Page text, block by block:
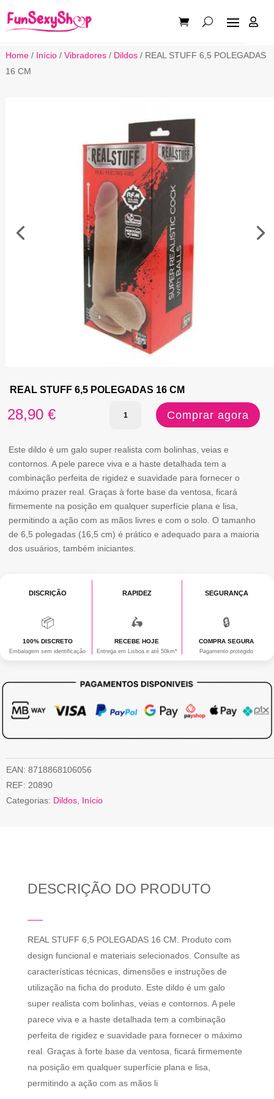

Home/ Início/ Vibradores/ Dildos/ REAL STUFF 6,5 POLEGADAS
16 CM
REAL STUFF 6,5 POLEGADAS 16 CM
28,90 €
Quantidade
REAL
STUFF
6,5
POLEGADAS
CM
Comprar agora
Este dildo é um galo super realista com bolinhas, veias e
contornos. A pele parece viva e a haste detalhada tem a
combinação perfeita de rigidez e suavidade para fornecer o
máximo prazer real. Graças à forte base da ventosa, ficará
firmemente na posição em qualquer superfície plana e lisa,
permitindo a ação com as mãos livres e com o solo. O tamanho
de 6,5 polegadas (16,5 cm) é prático e adequado para a maioria
dos usuários, também iniciantes.
DISCRIÇÃO
📦
100% DISCRETO
Embalagem sem identificação
RAPIDEZ
🛵
RECEBE HOJE
Entrega em Lisboa e até 50km*
SEGURANÇA
🔒
COMPRA SEGURA
Pagamento protegido
EAN: 8718868106056
REF: 20890
Categorias: Dildos Início
DESCRIÇÃO DO PRODUTO
REAL STUFF 6,5 POLEGADAS 16 CM. Produto com
design funcional e materiais selecionados. Consulte as
características técnicas, dimensões e instruções de
utilização na ficha do produto. Este dildo é um galo
super realista com bolinhas, veias e contornos. A pele
parece viva e a haste detalhada tem a combinação
perfeita de rigidez e suavidade para fornecer o máximo
real. Graças à forte base da ventosa, ficará firmemente
na posição em qualquer superfície plana e lisa,
permitindo a ação com as mãos li